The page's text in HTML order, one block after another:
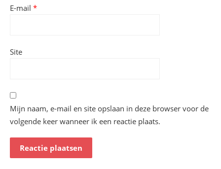
E-mail *
Site
Mijn naam, e-mail en site opslaan in deze browser voor de
volgende keer wanneer ik een reactie plaats.